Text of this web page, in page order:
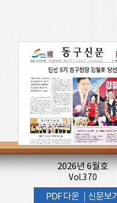
2026년 6월호
Vol.370
PDF 다운 신문보기